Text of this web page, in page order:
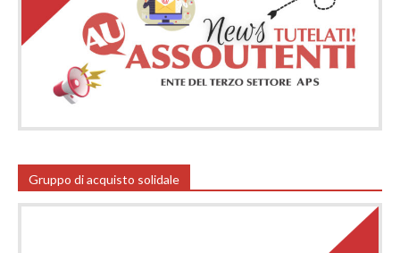
Gruppo di acquisto solidale